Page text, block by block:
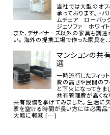
当社では大型のオフ
承っております。 ・
ムチェア ローバッ
ジェソファ ホワイ
また、デザイナーズ以外の家具も調
い。 海外の提携工場で作った家具を
マンションの共
選
一時流行したフィッ
費の高さや民間のフ
と下火になってきま
共有管理費が高くな
共有設備を挙げてみました。 生活
家を空ける時間が長い方には必需品
大幅に軽減 […]